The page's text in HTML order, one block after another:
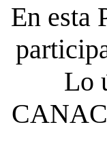
En esta
Lo